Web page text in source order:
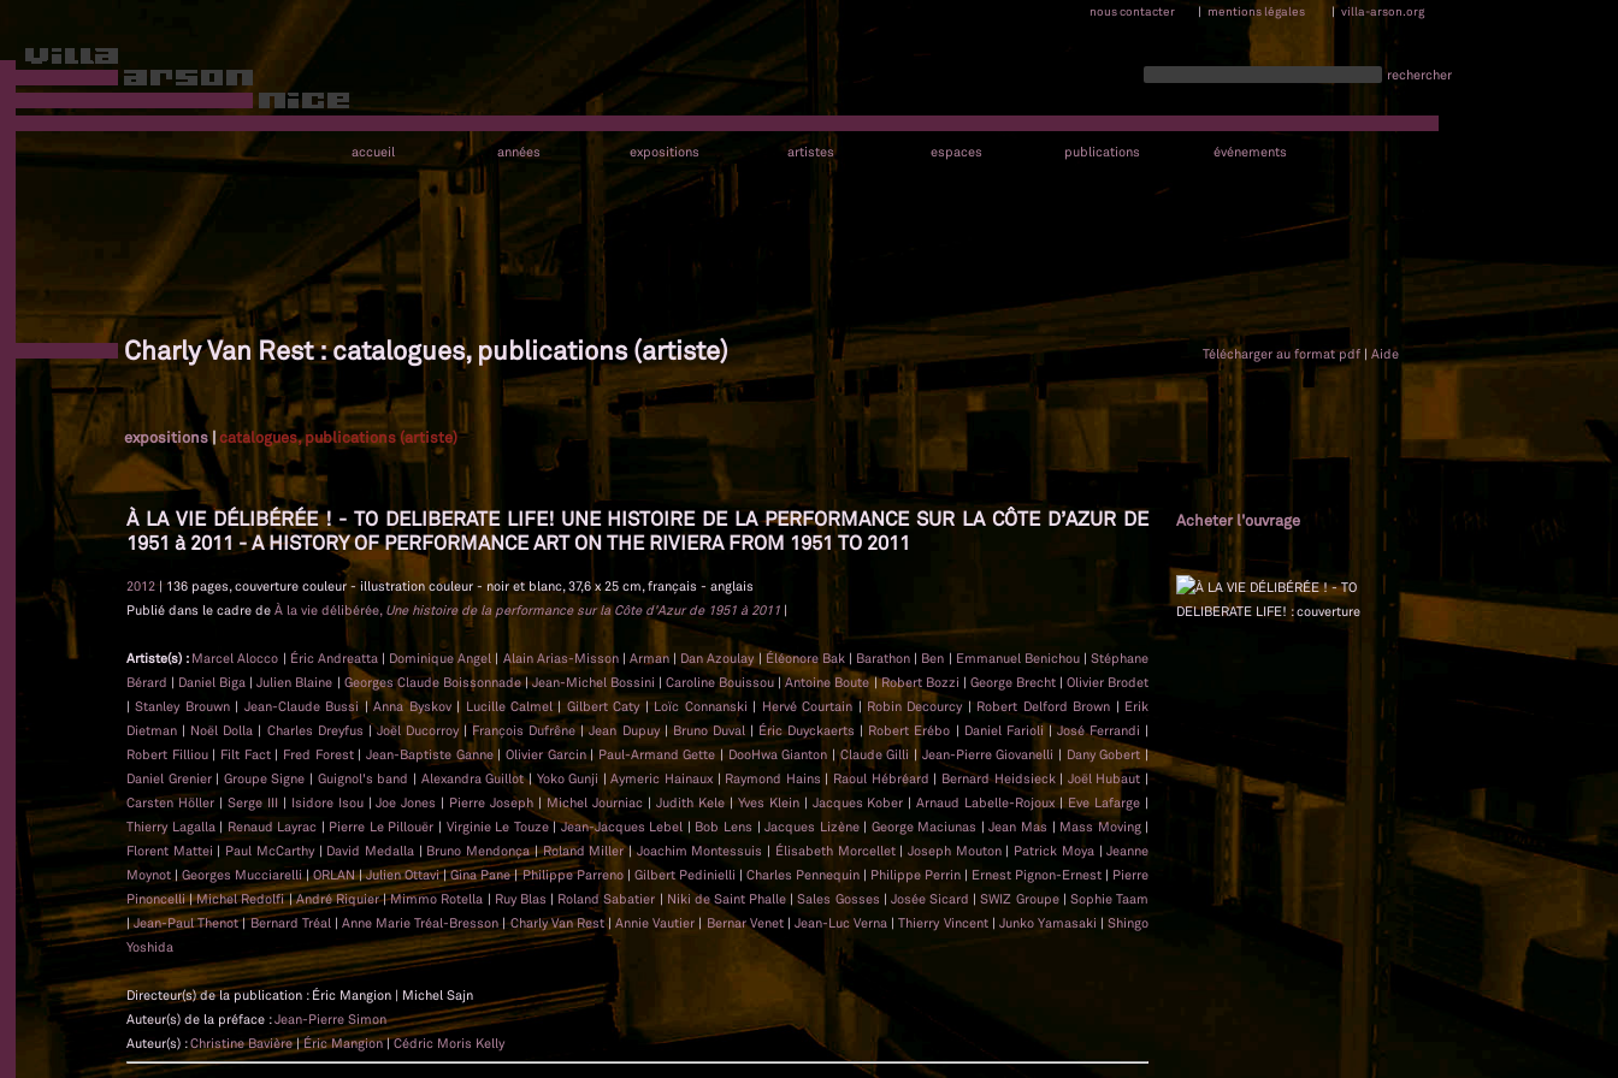
nous contacter | mentions légales | villa-arson.org
rechercher
accueil années expositions artistes espaces publications événements
Charly Van Rest : catalogues, publications (artiste) Télécharger au format pdf | Aide
expositions|catalogues, publications (artiste)
À LA VIE DÉLIBÉRÉE ! - TO DELIBERATE LIFE! UNE HISTOIRE DE LA PERFORMANCE SUR LA CÔTE D’AZUR DE
1951 à 2011 - A HISTORY OF PERFORMANCE ART ON THE RIVIERA FROM 1951 TO 2011
Acheter l'ouvrage
2012| 136 pages, couverture couleur - illustration couleur - noir et blanc, 37,6 x 25 cm, français - anglais
Publié dans le cadre de À la vie délibérée, Une histoire de la performance sur la Côte d'Azur de 1951 à 2011 |
Artiste(s) : Marcel Alocco | Éric Andreatta| Dominique Angel | Alain Arias-Misson| Arman| Dan Azoulay| Éléonore Bak| Barathon | Ben | Emmanuel Benichou|Stéphane
Bérard | Daniel Biga |Julien Blaine | Georges Claude Boissonnade|Jean-Michel Bossini |Caroline Bouissou |Antoine Boute|Robert Bozzi | George Brecht|Olivier Brodet
|Stanley Brouwn| Jean-Claude Bussi |Anna Byskov| Lucille Calmel | Gilbert Caty| Loïc Connanski | Hervé Courtain | Robin Decourcy| Robert Delford Brown | Erik
Dietman | Noël Dolla | Charles Dreyfus |Joël Ducorroy| François Dufrêne|Jean Dupuy|Bruno Duval| Éric Duyckaerts | Robert Erébo | Daniel Farioli |José Ferrandi |
Robert Filliou| Filt Fact| Fred Forest| Jean-Baptiste Ganne| Olivier Garcin| Paul-Armand Gette | DooHwa Gianton |Claude Gilli |Jean-Pierre Giovanelli | Dany Gobert|
Daniel Grenier| Groupe Signe | Guignol's band | Alexandra Guillot| Yoko Gunji |Aymeric Hainaux | Raymond Hains | Raoul Hébréard | Bernard Heidsieck| Joël Hubaut |
Carsten Höller| Serge III| Isidore Isou|Joe Jones | Pierre Joseph | Michel Journiac | Judith Kele| Yves Klein| Jacques Kober |Arnaud Labelle-Rojoux | Eve Lafarge |
Thierry Lagalla| Renaud Layrac | Pierre Le Pillouër | Virginie Le Touze|Jean-Jacques Lebel | Bob Lens |Jacques Lizène| George Maciunas |Jean Mas | Mass Moving|
Florent Mattei | Paul McCarthy| David Medalla | Bruno Mendonça|Roland Miller|Joachim Montessuis | Élisabeth Morcellet| Joseph Mouton| Patrick Moya |Jeanne
Moynot |Georges Mucciarelli |ORLAN|Julien Ottavi|Gina Pane|Philippe Parreno| Gilbert Pedinielli | Charles Pennequin| Philippe Perrin| Ernest Pignon-Ernest | Pierre
Pinoncelli|Michel Redolfi|André Riquier|Mimmo Rotella | Ruy Blas | Roland Sabatier | Niki de Saint Phalle |Sales Gosses | Josée Sicard |SWIZ Groupe| Sophie Taam
|Jean-Paul Thenot|Bernard Tréal | Anne Marie Tréal-Bresson|Charly Van Rest|Annie Vautier | Bernar Venet| Jean-Luc Verna |Thierry Vincent| Junko Yamasaki |Shingo
Yoshida
Directeur(s) de la publication : Éric Mangion | Michel Sajn
Auteur(s) de la préface :Jean-Pierre Simon
Auteur(s) :Christine Bavière|Éric Mangion|Cédric Moris Kelly